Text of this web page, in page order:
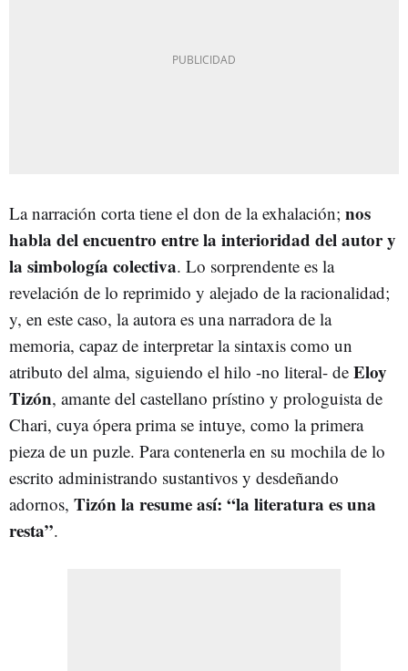
La narración corta tiene el don de la exhalación; nos
habla del encuentro entre la interioridad del autor y
la simbología colectiva. Lo sorprendente es la
revelación de lo reprimido y alejado de la racionalidad;
y, en este caso, la autora es una narradora de la
memoria, capaz de interpretar la sintaxis como un
atributo del alma, siguiendo el hilo -no literal- de Eloy
Tizón, amante del castellano prístino y prologuista de
Chari, cuya ópera prima se intuye, como la primera
pieza de un puzle. Para contenerla en su mochila de lo
escrito administrando sustantivos y desdeñando
adornos, Tizón la resume así: “la literatura es una
resta”.